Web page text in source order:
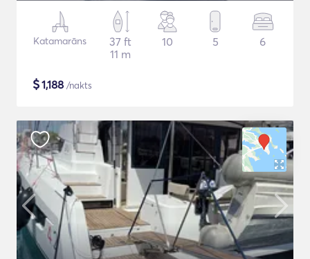
Katamarāns
37 ft
11 m
10 5 6
$1,188 /nakts